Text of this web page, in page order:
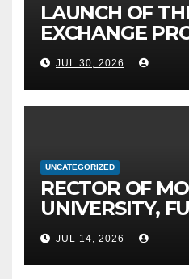
LAUNCH OF
EXCHANGE
MOTHER
UNIVERSITY IN
LEADS THE
INITIATIVE
CITIZENSHIP
JUL 30, 2026
UNCATEGORIZED
RECTOR OF
UNIVERSITY,
BEKIM FETAJI,
HOSTED AN
MEETING
JUL 14, 2026